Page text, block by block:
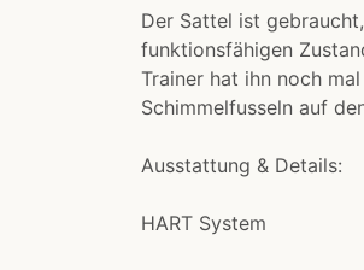
Der Sattel ist
funktionsfähigen
Trainer hat ihn noch
Schimmelfusseln auf
Ausstattung & Details:
HART System